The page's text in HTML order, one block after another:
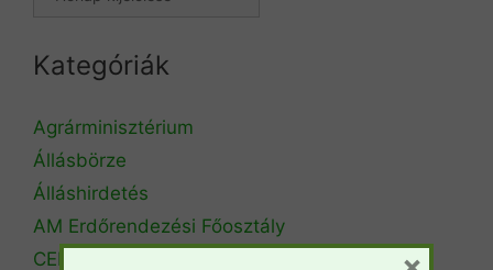
Kategóriák
Agrárminisztérium
Állásbörze
Álláshirdetés
AM Erdőrendezési Főosztály
CEPF